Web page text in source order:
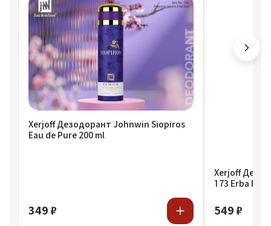
Xerjoff Дезодорант Johnwin Siopiros
Eau de Pure 200 ml
349 ₽
Xerjoff
173 Erba
549 ₽